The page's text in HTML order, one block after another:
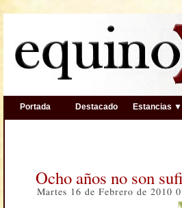
Portada Destacado Estancias ▼
Ocho años no son
Martes 16 de Febrero de 2010